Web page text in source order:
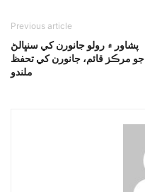
Previous article
پشاور ۾ رولو جانورن کي سنڀالڻ
جو مرڪز قائم، جانورن کي تحفظ
ملندو